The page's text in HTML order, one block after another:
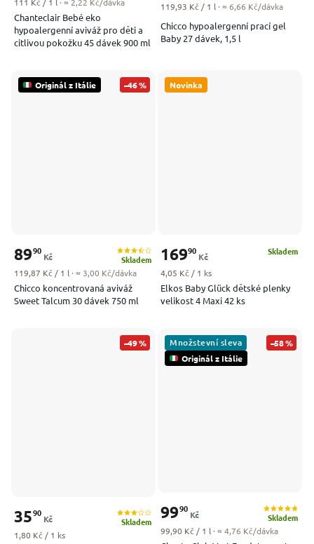
Chanteclair Bebé eko
hypoalergenní aviváž pro děti a
citlivou pokožku 45 dávek 900 ml
111 Kč / 1 l · ≈ 2,22 Kč/dávka
Chicco hypoalergenní prací gel
Baby 27 dávek, 1,5 l
Měrná cena:
119,93 Kč / 1 l · ≈ 6,66 Kč/dávka
Originál z Itálie –46 %
Chicco koncentrovaná aviváž
Sweet Talcum 30 dávek 750 ml
Skladem
8990
Kč
Měrná cena:
119,87 Kč / 1 l · ≈ 3,00 Kč/dávka
Novinka
Elkos Baby Glück dětské plenky
velikost 4 Maxi 42 ks
Skladem
16990
Kč
Měrná cena:
4,05 Kč / 1 ks
–49 %
Skladem
3590
Kč
Měrná cena:
1,80 Kč / 1 ks
Originál z Itálie
Množstevní sleva –58 %
Skladem
9990
Kč
Měrná cena:
99,90 Kč / 1 l · ≈ 4,76 Kč/dávka